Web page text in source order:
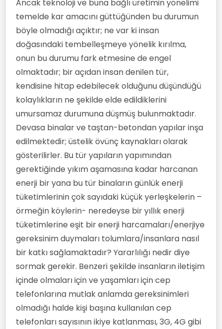
Ancak teknoloji ve buna bağlı üretimin yönelimi
temelde kar amacını güttüğünden bu durumun
böyle olmadığı açıktır; ne var ki insan
doğasındaki tembelleşmeye yönelik kırılma,
onun bu durumu fark etmesine de engel
olmaktadır; bir açıdan insan denilen tür,
kendisine hitap edebilecek olduğunu düşündüğü
kolaylıkların ne şekilde elde edildiklerini
umursamaz durumuna düşmüş bulunmaktadır.
Devasa binalar ve taştan-betondan yapılar inşa
edilmektedir; üstelik övünç kaynakları olarak
gösterilirler. Bu tür yapıların yapımından
gerektiğinde yıkım aşamasına kadar harcanan
enerji bir yana bu tür binaların günlük enerji
tüketimlerinin çok sayıdaki küçük yerleşkelerin –
örmeğin köylerin- neredeyse bir yıllık enerji
tüketimlerine eşit bir enerji harcamaları/enerjiye
gereksinim duymaları tolumlara/insanlara nasıl
bir katkı sağlamaktadır? Yararlılığı nedir diye
sormak gerekir. Benzeri şekilde insanların iletişim
içinde olmaları için ve yaşamları için cep
telefonlarına mutlak anlamda gereksinimleri
olmadığı halde kişi başına kullanılan cep
telefonları sayısının ikiye katlanması, 3G, 4G gibi